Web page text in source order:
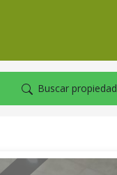
Buscar propiedad